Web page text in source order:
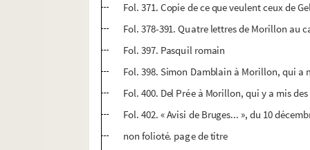
Fol. 371. Copie de ce que veulent ceux de
Fol. 378-391. Quatre lettres de Morillon au
Fol. 397. Pasquil romain
Fol. 398. Simon Damblain à Morillon, qui a
Fol. 400. Del Prée à Morillon, qui y a mis
Fol. 402. « Avisi de Bruges... », du 10
non folioté. page de titre